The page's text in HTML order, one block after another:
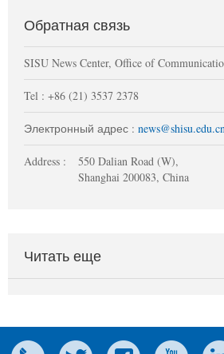
Обратная связь
SISU News Center, Office of
Tel : +86 (21) 3537 2378
Электронный адрес :
Address :
550 Dalian Road (W),
Shanghai 200083, China
Читать еще